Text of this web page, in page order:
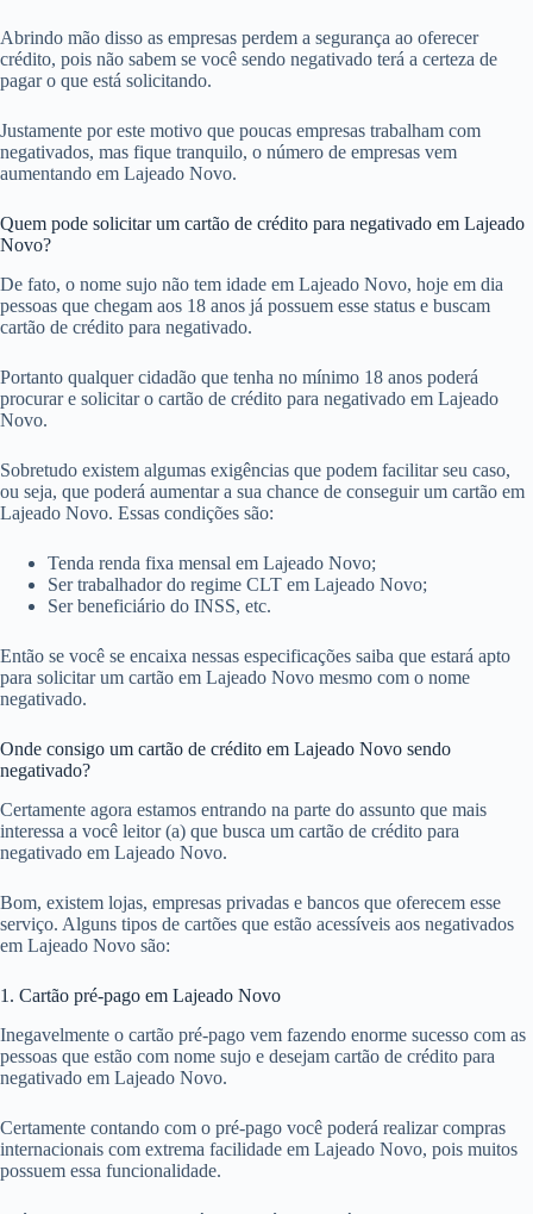
Abrindo mão disso as empresas perdem a segurança ao oferecer
crédito, pois não sabem se você sendo negativado terá a certeza de
pagar o que está solicitando.
Justamente por este motivo que poucas empresas trabalham com
negativados, mas fique tranquilo, o número de empresas vem
aumentando em Lajeado Novo.
Quem pode solicitar um cartão de crédito para negativado em Lajeado
Novo?
De fato, o nome sujo não tem idade em Lajeado Novo, hoje em dia
pessoas que chegam aos 18 anos já possuem esse status e buscam
cartão de crédito para negativado.
Portanto qualquer cidadão que tenha no mínimo 18 anos poderá
procurar e solicitar o cartão de crédito para negativado em Lajeado
Novo.
Sobretudo existem algumas exigências que podem facilitar seu caso,
ou seja, que poderá aumentar a sua chance de conseguir um cartão em
Lajeado Novo. Essas condições são:
Tenda renda fixa mensal em Lajeado Novo;
Ser trabalhador do regime CLT em Lajeado Novo;
Ser beneficiário do INSS, etc.
Então se você se encaixa nessas especificações saiba que estará apto
para solicitar um cartão em Lajeado Novo mesmo com o nome
negativado.
Onde consigo um cartão de crédito em Lajeado Novo sendo
negativado?
Certamente agora estamos entrando na parte do assunto que mais
interessa a você leitor (a) que busca um cartão de crédito para
negativado em Lajeado Novo.
Bom, existem lojas, empresas privadas e bancos que oferecem esse
serviço. Alguns tipos de cartões que estão acessíveis aos negativados
em Lajeado Novo são:
1. Cartão pré-pago em Lajeado Novo
Inegavelmente o cartão pré-pago vem fazendo enorme sucesso com as
pessoas que estão com nome sujo e desejam cartão de crédito para
negativado em Lajeado Novo.
Certamente contando com o pré-pago você poderá realizar compras
internacionais com extrema facilidade em Lajeado Novo, pois muitos
possuem essa funcionalidade.